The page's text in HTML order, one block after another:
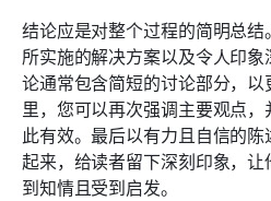
结论应是对整个过程的简明总结
所实施的解决方案以及令人印
论通常包含简短的讨论部分，
里，您可以再次强调主要观点
此有效。最后以有力且自信的
起来，给读者留下深刻印象，
到知情且受到启发。